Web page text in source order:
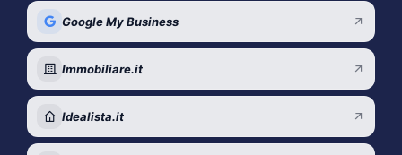
Google My Business
Immobiliare.it
Idealista.it